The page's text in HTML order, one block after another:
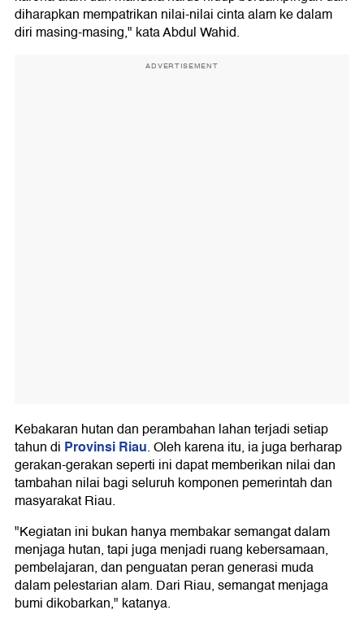
diharapkan mempatrikan nilai-nilai cinta alam ke dalam
diri masing-masing," kata Abdul Wahid.
ADVERTISEMENT
Kebakaran hutan dan perambahan lahan terjadi setiap
tahun di Provinsi Riau. Oleh karena itu, ia juga berharap
gerakan-gerakan seperti ini dapat memberikan nilai dan
tambahan nilai bagi seluruh komponen pemerintah dan
masyarakat Riau.
"Kegiatan ini bukan hanya membakar semangat dalam
menjaga hutan, tapi juga menjadi ruang kebersamaan,
pembelajaran, dan penguatan peran generasi muda
dalam pelestarian alam. Dari Riau, semangat menjaga
bumi dikobarkan," katanya.